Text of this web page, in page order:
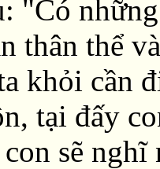
"Có
thân thể
khỏi cần
tại đấy
sẽ nghĩ